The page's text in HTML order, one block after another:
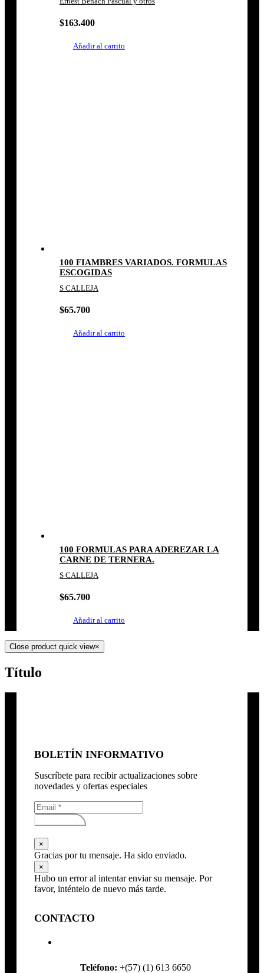
$163.400
Añadir al carrito
100 FIAMBRES VARIADOS. FORMULAS
ESCOGIDAS
S CALLEJA
$65.700
Añadir al carrito
100 FORMULAS PARA ADEREZAR LA
CARNE DE TERNERA.
S CALLEJA
$65.700
Añadir al carrito
Close product quick view×
Título
BOLETÍN INFORMATIVO
Suscríbete para recibir actualizaciones sobre
novedades y ofertas especiales
Subscribirse
×
Gracias por tu mensaje. Ha sido enviado.
×
Hubo un error al intentar enviar su mensaje. Por
favor, inténtelo de nuevo más tarde.
CONTACTO
Teléfono: +(57) (1) 613 6650